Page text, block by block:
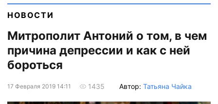
НОВОСТИ
Митрополит Антоний о том, в чем
причина депрессии и как с ней
бороться
17 Февраля 2019 14:11 1435 Автор: Татьяна Чайка